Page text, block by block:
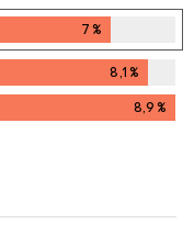
7%
8,1%
8,9%